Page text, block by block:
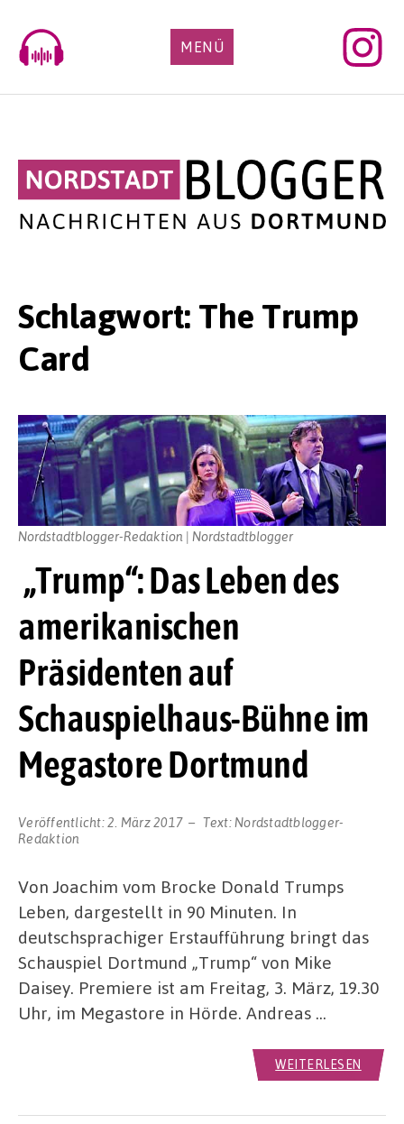
content
MENÜ
Schlagwort: The Trump
Card
„Trump“: Das Leben des
amerikanischen
Präsidenten auf
Schauspielhaus-Bühne im
Megastore Dortmund
Veröffentlicht:2. März 2017 Text: Nordstadtblogger-
Redaktion
Nordstadtblogger-Redaktion | Nordstadtblogger
Von Joachim vom Brocke Donald Trumps
Leben, dargestellt in 90 Minuten. In
deutschsprachiger Erstaufführung bringt das
Schauspiel Dortmund „Trump“ von Mike
Daisey. Premiere ist am Freitag, 3. März, 19.30
Uhr, im Megastore in Hörde. Andreas …
WEITERLESEN